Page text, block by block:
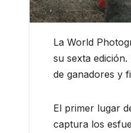
La World
su sexta
de ganadores y
El primer lugar
captura los